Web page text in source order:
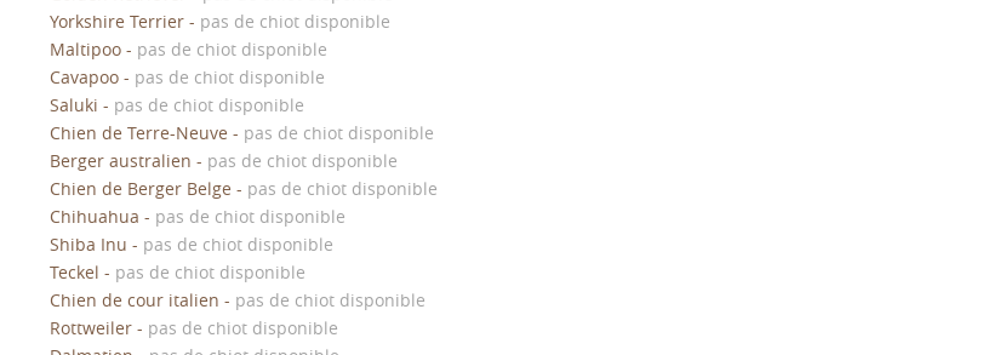
Yorkshire Terrier - pas de chiot disponible
Maltipoo - pas de chiot disponible
Cavapoo - pas de chiot disponible
Saluki - pas de chiot disponible
Chien de Terre-Neuve - pas de chiot disponible
Berger australien - pas de chiot disponible
Chien de Berger Belge - pas de chiot disponible
Chihuahua - pas de chiot disponible
Shiba Inu - pas de chiot disponible
Teckel - pas de chiot disponible
Chien de cour italien - pas de chiot disponible
Rottweiler - pas de chiot disponible